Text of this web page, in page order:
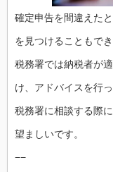
確定申告を間違えた
を見つけることもでき
税務署では納税者が
け、アドバイスを行
税務署に相談する際
望ましいです。
−−